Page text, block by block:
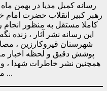
رهبر کبیر انقلاب حضرت امام
کاملا مستقل به منظور
این رسانه نشر آثار ، زنده
شهرستان قیروکارزین ،
پوشش دقیق و لحظه اخبار
همچنین نشر خاطرات شهدا ،
...